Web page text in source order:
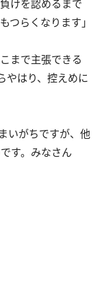
けを認めるまで
つらくなります」
まで主張できる
やはり、控えめに
いがちですが、他
す。みなさん